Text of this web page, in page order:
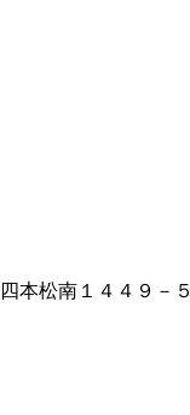
本松南１４４９－５